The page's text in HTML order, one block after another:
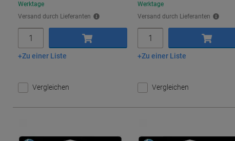
Werktage
Versand durch Lieferanten
In den Warenkorb
Zu einer Liste
Vergleichen
Werktage
Versand durch Lieferanten
In den Warenkorb
Zu einer Liste
Vergleichen